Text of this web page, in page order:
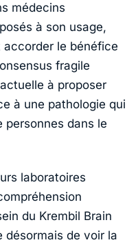
médecins
à son usage,
accorder le bénéfice
fragile
à proposer
à une pathologie qui
personnes dans le
laboratoires
du Krembil Brain
désormais de voir la